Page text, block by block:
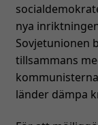
nya
Sovjetunionen
tillsammans
länder dämpa